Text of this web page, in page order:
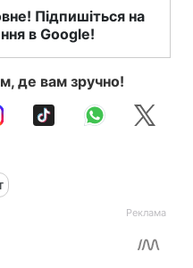
Підпишіться на
в Google!
де вам зручно!